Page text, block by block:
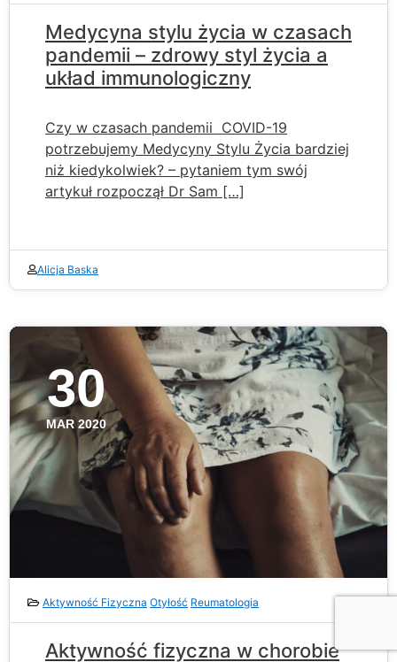
Medycyna stylu życia w czasach
pandemii – zdrowy styl życia a
układ immunologiczny
Czy w czasach pandemii COVID-19
potrzebujemy Medycyny Stylu Życia bardziej
niż kiedykolwiek? – pytaniem tym swój
artykuł rozpoczął Dr Sam […]
Alicja Baska
30
MAR 2020
Aktywność Fizyczna Otyłość Reumatologia
Aktywność fizyczna w chorobie